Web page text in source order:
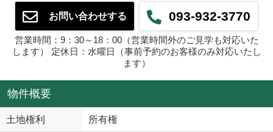
お問い合わせする 093-932-3770
営業時間：9：30～18：00（営業時間外のご見学も対応いた
します） 定休日：水曜日（事前予約のお客様のみ対応いたし
ます）
物件概要
土地権利 所有権